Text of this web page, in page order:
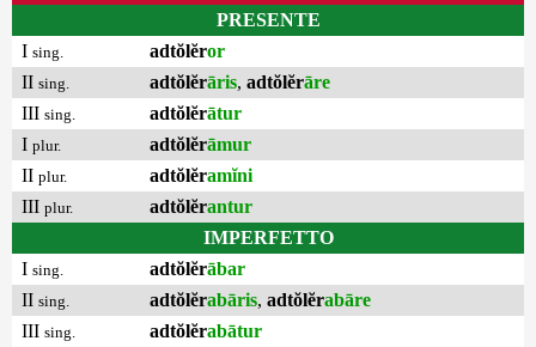
PRESENTE
I sing. adtŏlĕror
II sing. adtŏlĕrāris, adtŏlĕrāre
III sing. adtŏlĕrātur
I plur. adtŏlĕrāmur
II plur. adtŏlĕramĭni
III plur. adtŏlĕrantur
IMPERFETTO
I sing. adtŏlĕrābar
II sing. adtŏlĕrabāris, adtŏlĕrabāre
III sing. adtŏlĕrabātur